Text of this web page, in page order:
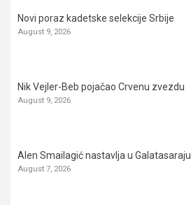
Novi poraz kadetske selekcije Srbije
August 9, 2026
Nik Vejler-Beb pojačao Crvenu zvezdu
August 9, 2026
Alen Smailagić nastavlja u Galatasaraju
August 7, 2026